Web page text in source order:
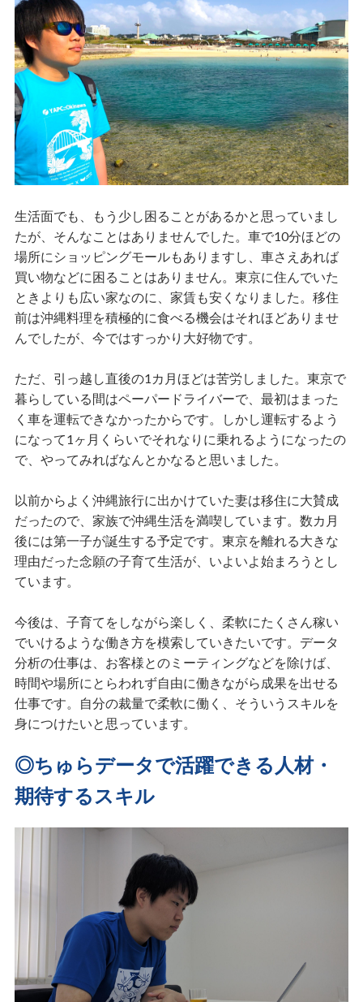
生活面でも、もう少し困ることがあるかと思っていまし
たが、そんなことはありませんでした。車で10分ほどの
場所にショッピングモールもありますし、車さえあれば
買い物などに困ることはありません。東京に住んでいた
ときよりも広い家なのに、家賃も安くなりました。移住
前は沖縄料理を積極的に食べる機会はそれほどありませ
んでしたが、今ではすっかり大好物です。
ただ、引っ越し直後の1カ月ほどは苦労しました。東京で
暮らしている間はペーパードライバーで、最初はまった
く車を運転できなかったからです。しかし運転するよう
になって1ヶ月くらいでそれなりに乗れるようになったの
で、やってみればなんとかなると思いました。
以前からよく沖縄旅行に出かけていた妻は移住に大賛成
だったので、家族で沖縄生活を満喫しています。数カ月
後には第一子が誕生する予定です。東京を離れる大きな
理由だった念願の子育て生活が、いよいよ始まろうとし
ています。
今後は、子育てをしながら楽しく、柔軟にたくさん稼い
でいけるような働き方を模索していきたいです。データ
分析の仕事は、お客様とのミーティングなどを除けば、
時間や場所にとらわれず自由に働きながら成果を出せる
仕事です。自分の裁量で柔軟に働く、そういうスキルを
身につけたいと思っています。
◎ちゅらデータで活躍できる人材・
期待するスキル